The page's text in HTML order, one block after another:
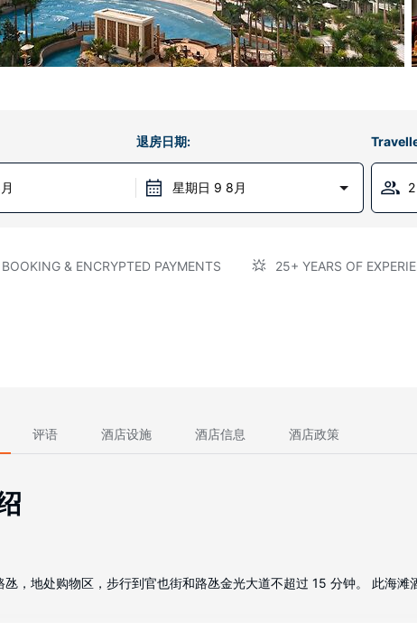
退房日期:
星期日 9 8月
BOOKING & ENCRYPTED PAYMENTS 25+ YEARS OF
评语 酒店设施 酒店信息 酒店政策
氹，地处购物区，步行到官也街和路氹金光大道不超过 15 分钟。 此海